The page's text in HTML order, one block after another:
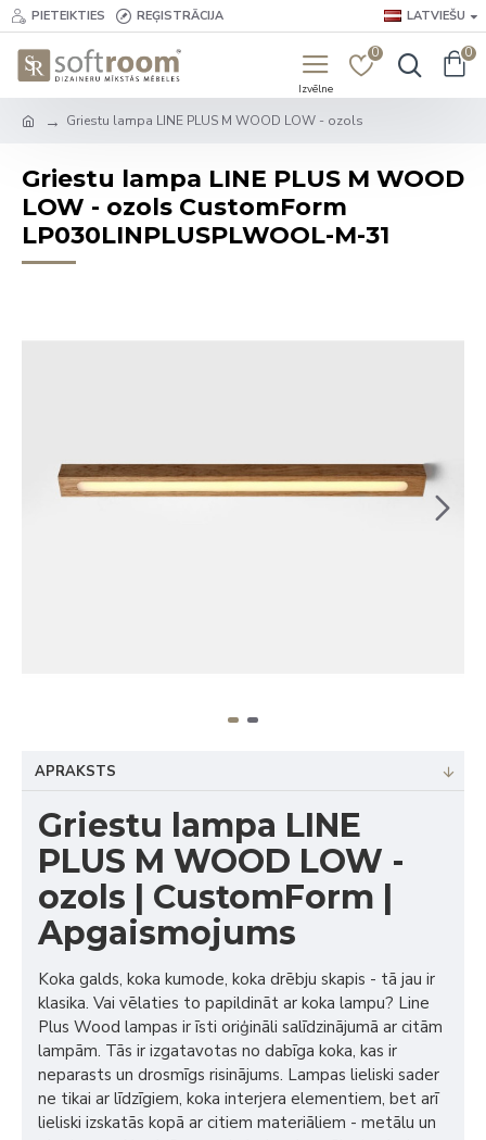
PIETEIKTIES REĢISTRĀCIJA LATVIEŠU
0 0
Griestu lampa LINE PLUS M WOOD LOW - ozols
Griestu lampa LINE PLUS M WOOD
LOW - ozols CustomForm
LP030LINPLUSPLWOOL-M-31
APRAKSTS
Griestu lampa LINE
PLUS M WOOD LOW -
ozols | CustomForm |
Apgaismojums
Koka galds, koka kumode, koka drēbju skapis - tā jau ir
klasika. Vai vēlaties to papildināt ar koka lampu? Line
Plus Wood lampas ir īsti oriģināli salīdzinājumā ar citām
lampām. Tās ir izgatavotas no dabīga koka, kas ir
neparasts un drosmīgs risinājums. Lampas lieliski sader
ne tikai ar līdzīgiem, koka interjera elementiem, bet arī
lieliski izskatās kopā ar citiem materiāliem - metālu un